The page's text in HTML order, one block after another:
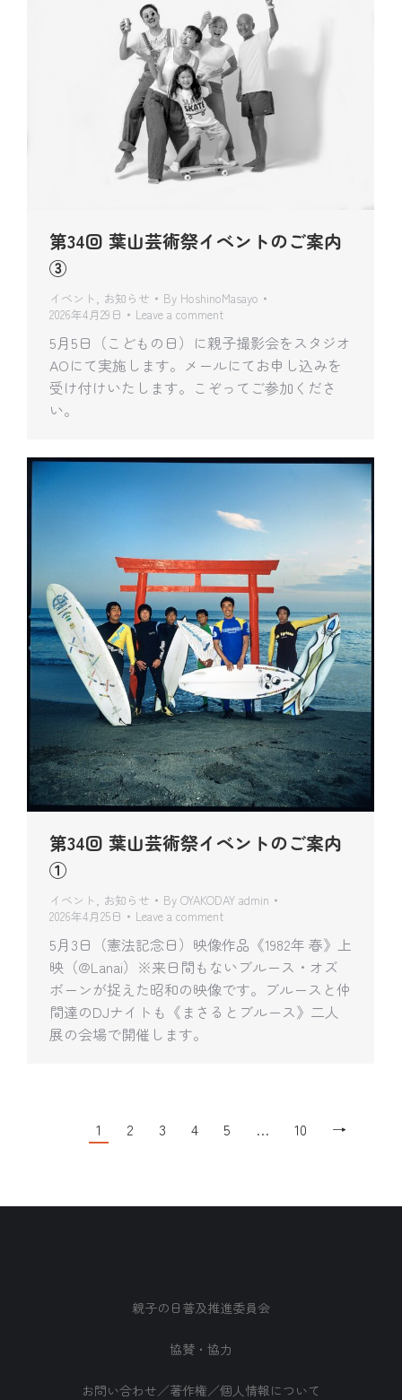
第34回 葉山芸術祭イベントのご案内
③
イベント お知らせ By HoshinoMasayo
2026年4月29日
Leave a comment
5月5日（こどもの日）に親子撮影会をスタジオ
AOにて実施します。メールにてお申し込みを
受け付けいたします。こぞってご参加くださ
い。
第34回 葉山芸術祭イベントのご案内
①
イベント , お知らせ By OYAKODAY admin
2026年4月25日
Leave a comment
5月3日（憲法記念日）映像作品《1982年 春》上
映（@Lanai）※来日間もないブルース・オズ
ボーンが捉えた昭和の映像です。ブルースと仲
間達のDJナイトも《まさるとブルース》二人
展の会場で開催します。
1 2 3 4 5 … 10 →
親子の日普及推進委員会
協賛・協力
お問い合わせ／著作権／個人情報について